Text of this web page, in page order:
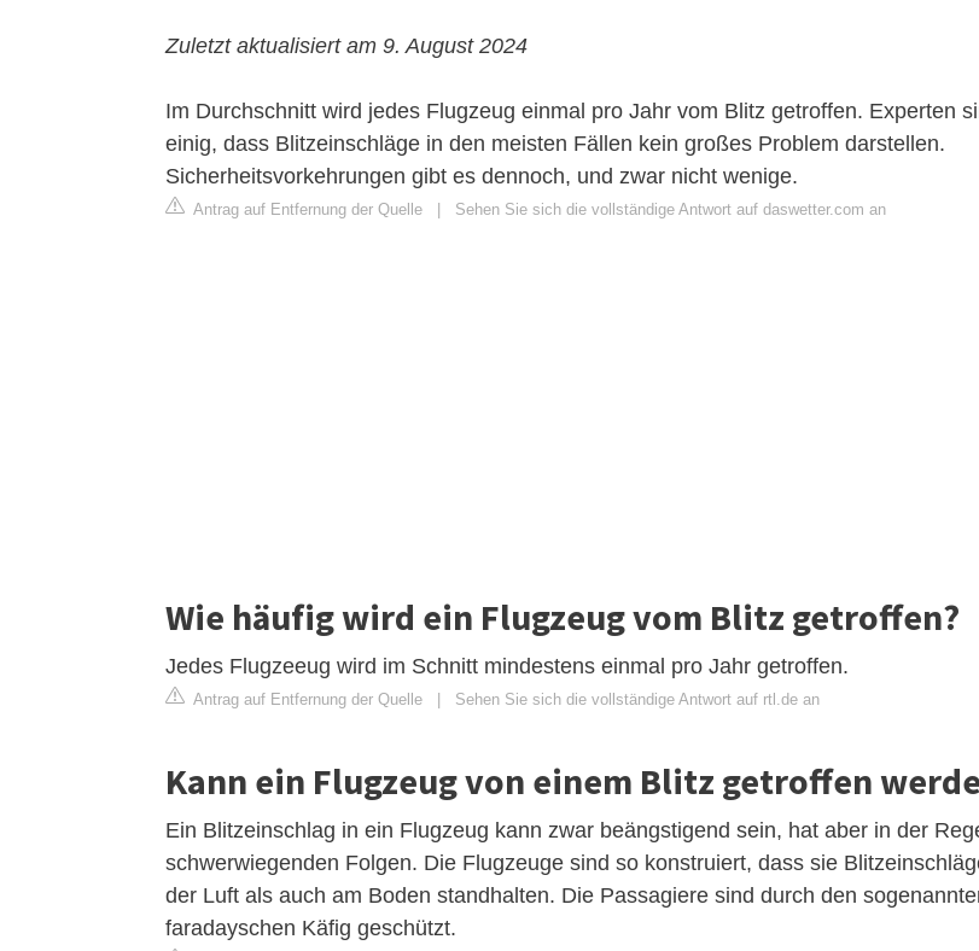
Zuletzt aktualisiert am 9. August 2024
Im Durchschnitt wird jedes Flugzeug einmal pro Jahr vom Blitz getroffen. Experten
einig, dass Blitzeinschläge in den meisten Fällen kein großes Problem darstellen.
Sicherheitsvorkehrungen gibt es dennoch, und zwar nicht wenige.
Antrag auf Entfernung der Quelle Sehen Sie sich die vollständige Antwort auf daswetter.com an
Wie häufig wird ein Flugzeug vom Blitz getroffen?
Jedes Flugzeeug wird im Schnitt mindestens einmal pro Jahr getroffen.
Antrag auf Entfernung der Quelle Sehen Sie sich die vollständige Antwort auf rtl.de an
Kann ein Flugzeug von einem Blitz getroffen
Ein Blitzeinschlag in ein Flugzeug kann zwar beängstigend sein, hat aber in der
schwerwiegenden Folgen. Die Flugzeuge sind so konstruiert, dass sie
der Luft als auch am Boden standhalten. Die Passagiere sind durch den
faradayschen Käfig geschützt.